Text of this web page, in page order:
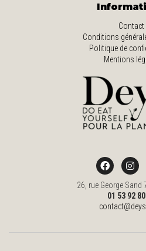
Contact
Conditions
Politique de
Mentions
26, rue George Sand
01 53 92